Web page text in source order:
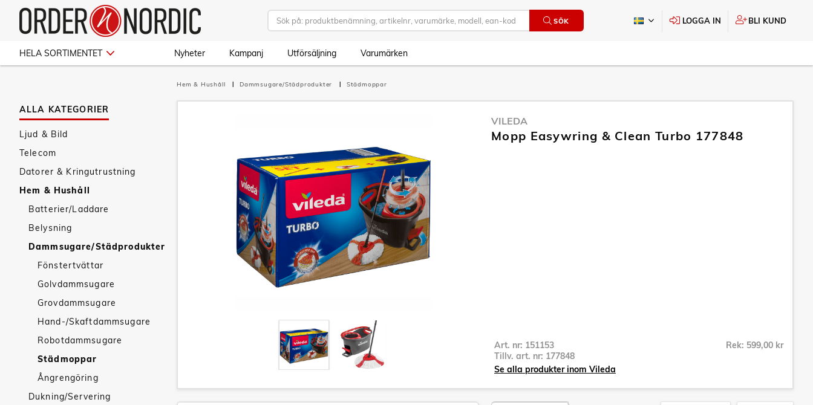
SÖK LOGGA IN BLI KUND
HELA SORTIMENTET Nyheter Kampanj Utförsäljning Varumärken
ALLA KATEGORIER
Ljud & Bild
Telecom
Datorer & Kringutrustning
Hem & Hushåll
Batterier/Laddare
Belysning
Dammsugare/Städprodukter
Fönstertvättar
Golvdammsugare
Grovdammsugare
Hand-/Skaftdammsugare
Robotdammsugare
Städmoppar
Ångrengöring
Dukning/Servering
Hem & Hushåll Dammsugare/Städprodukter Städmoppar
VILEDA
Mopp Easywring & Clean Turbo 177848
Art. nr: 151153
Tillv. art. nr: 177848
Rek: 599,00 kr
Se alla produkter inom Vileda